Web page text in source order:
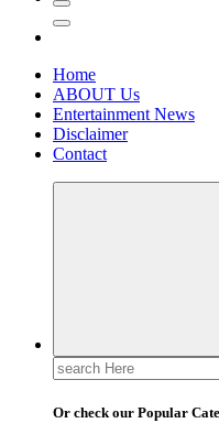
Home
ABOUT Us
Entertainment News
Disclaimer
Contact
Search
for:
Or check our Popular